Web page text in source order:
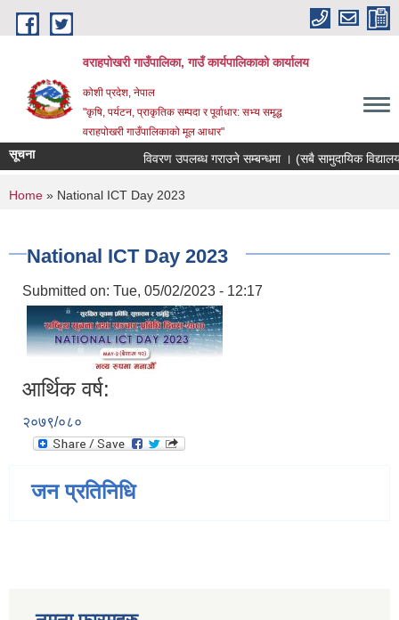
Skip to main content
वराहपोखरी गाउँपालिका, गाउँ कार्यपालिकाको कार्यालय
कोशी प्रदेश, नेपाल
"कृषि, पर्यटन, प्राकृतिक सम्पदा र पूर्वाधार: सभ्य समृद्ध
वराहपोखरी गाउँपालिकाको मूल आधार"
सूचना विवरण उपलब्ध गराउने सम्बन्धमा । (सबै सामुदायिक
You are here
Home » National ICT Day 2023
National ICT Day 2023
Submitted on: Tue, 05/02/2023 - 12:17
आर्थिक वर्ष:
२०७९/०८०
जन प्रतिनिधि